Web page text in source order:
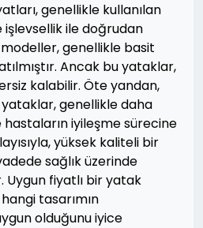
genellikle kullanılan
işlevsellik ile doğrudan
modeller, genellikle basit
Ancak bu yataklar,
kalabilir. Öte yandan,
genellikle daha
iyileşme sürecine
yüksek kaliteli bir
sağlık üzerinde
Uygun fiyatlı bir yatak
tasarımın
olduğunu iyice